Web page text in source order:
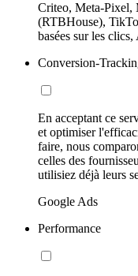
Criteo, Meta-Pixel,
(RTBHouse),
basées sur les
Conversion-
En acceptant ce
et optimiser
faire, nous
celles des
utilisiez déjà leurs
Google Ads
Performance